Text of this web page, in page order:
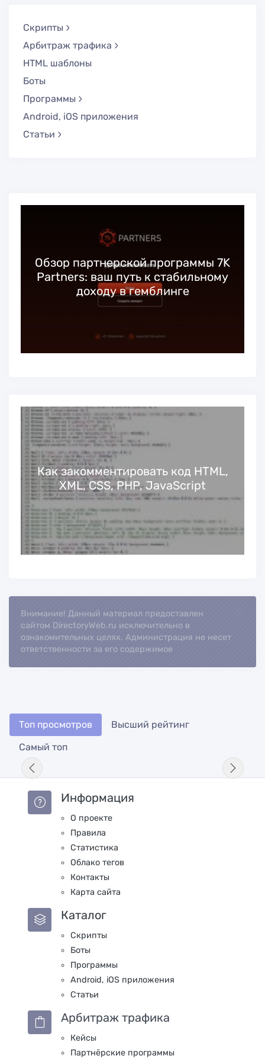
Скрипты
Арбитраж трафика
HTML шаблоны
Боты
Программы
Android, iOS приложения
Статьи
Обзор партнерской программы 7K
Partners: ваш путь к стабильному
доходу в гемблинге
Как закомментировать код HTML,
XML, CSS, PHP, JavaScript
Внимание! Данный материал предоставлен
сайтом DirectoryWeb.ru исключительно в
ознакомительных целях. Администрация не несет
ответственности за его содержимое
Топ просмотров
Высший рейтинг
Самый топ
Информация
О проекте
Правила
Статистика
Облако тегов
Контакты
Карта сайта
Каталог
Скрипты
Боты
Программы
Android, iOS приложения
Статьи
Арбитраж трафика
Кейсы
Партнёрские программы